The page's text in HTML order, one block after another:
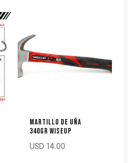
MARTILLO DE UÑA
340GR WISEUP
USD 14.00